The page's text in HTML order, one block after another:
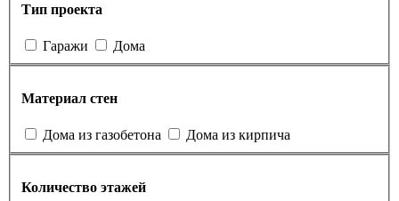
Тип проекта
Гаражи Дома
Материал стен
Дома из газобетона Дома из кирпича
Количество этажей